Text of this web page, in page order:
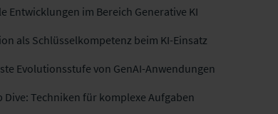
Entwicklungen im Bereich Generative KI
als Schlüsselkompetenz beim KI-Einsatz
Evolutionsstufe von GenAI-Anwendungen
Dive: Techniken für komplexe Aufgaben